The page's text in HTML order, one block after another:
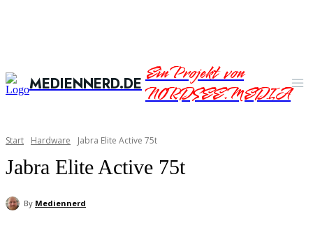
MEDIENNERD.DEEin Projekt von
NORDSEE.MEDIA
Start Hardware Jabra Elite Active 75t
Jabra Elite Active 75t
By Mediennerd